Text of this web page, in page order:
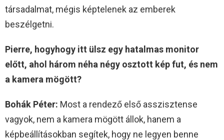
társadalmat, mégis képtelenek az emberek
beszélgetni.
Pierre, hogyhogy itt ülsz egy hatalmas monitor
előtt, ahol három néha négy osztott kép fut, és nem
a kamera mögött?
Bohák Péter: Most a rendező első asszisztense
vagyok, nem a kamera mögött állok, hanem a
képbeállításokban segítek, hogy ne legyen benne